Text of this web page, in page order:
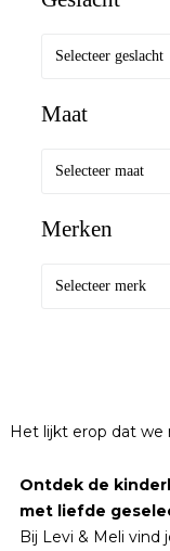
Selecteer geslacht
Maat
Selecteer maat
Merken
Selecteer merk
Het lijkt erop dat we
Ontdek de
met liefde
Bij Levi & Meli vind